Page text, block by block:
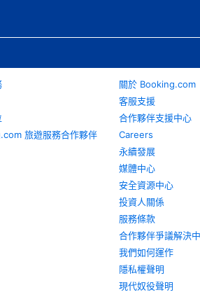
旅遊服務合作夥伴
關於 Booking.com
客服支援
合作夥伴支援中心
Careers
永續發展
媒體中心
安全資源中心
投資人關係
服務條款
合作夥伴爭議解決
我們如何運作
隱私權聲明
現代奴役聲明